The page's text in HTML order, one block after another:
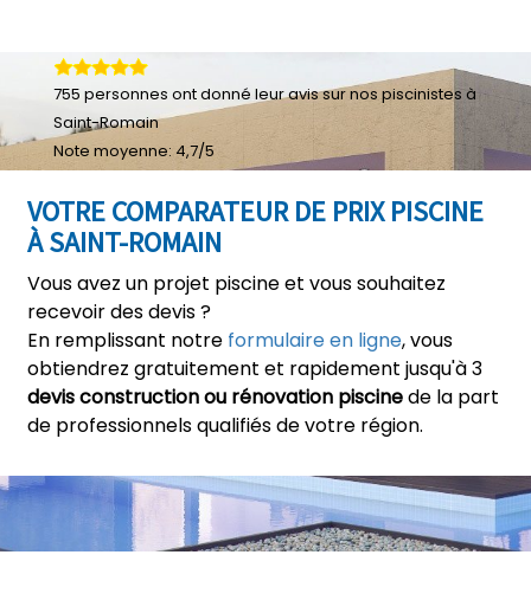
VOTRE COMPARATEUR DE PRIX PISCINE
À SAINT-ROMAIN
Vous avez un projet piscine et vous souhaitez
recevoir des devis ?
En remplissant notre formulaire en ligne, vous
obtiendrez gratuitement et rapidement jusqu'à 3
devis construction ou rénovation piscinede la part
de professionnels qualifiés de votre région.
755 personnes ont donné leuravis sur nos piscinistes à
Saint-Romain
Note moyenne: 4,7/5